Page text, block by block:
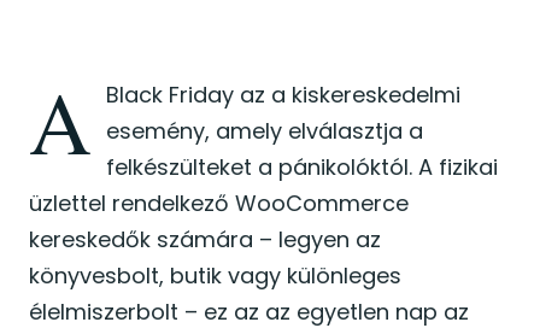
A Black Friday az a kiskereskedelmi
esemény, amely elválasztja a
felkészülteket a pánikolóktól. A fizikai
üzlettel rendelkező WooCommerce
kereskedők számára – legyen az
könyvesbolt, butik vagy különleges
élelmiszerbolt – ez az az egyetlen nap az